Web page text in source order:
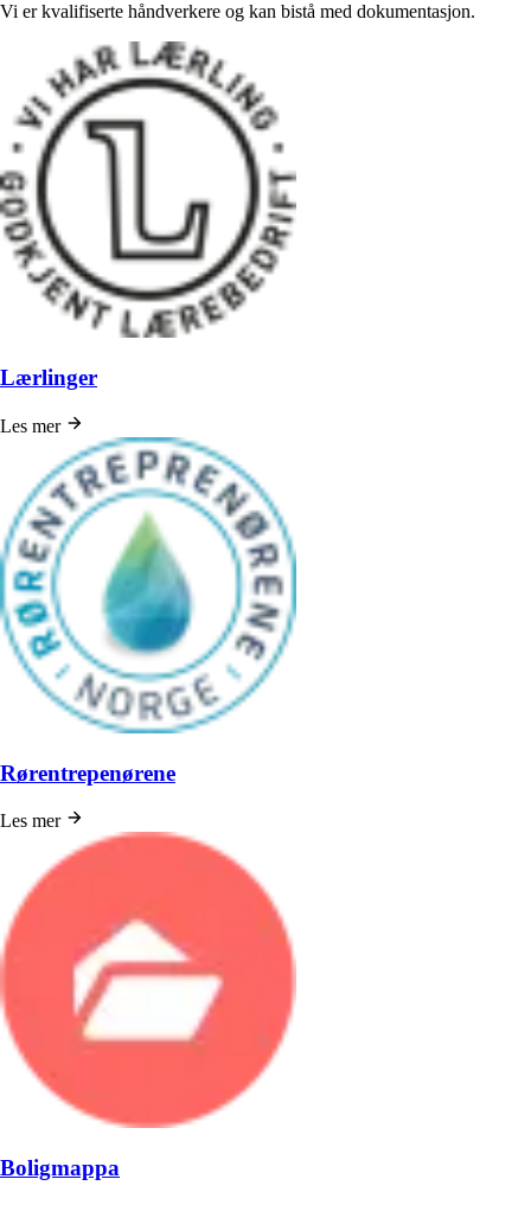
Vi er kvalifiserte håndverkere og kan bistå med dokumentasjon.
Lærlinger
Les mer
Rørentrepenørene
Les mer
Boligmappa